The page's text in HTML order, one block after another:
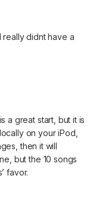
really didnt have a
a great start, but it is
on your iPod,
then it will
but the 10 songs
favor.